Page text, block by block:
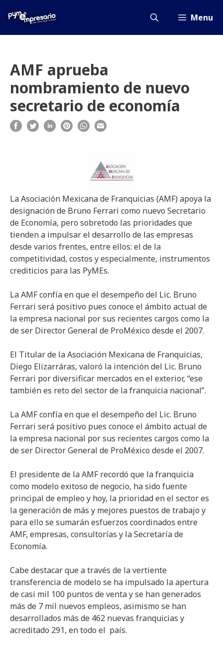
Menu
AMF aprueba
nombramiento de nuevo
secretario de economía
La Asociación Mexicana de Franquicias (AMF) apoya la
designación de Bruno Ferrari como nuevo Secretario
de Economía, pero sobretodo las prioridades que
tienden a impulsar el desarrollo de las empresas
desde varios frentes, entre ellos: el de la
competitividad, costos y especialmente, instrumentos
crediticios para las PyMEs.
La AMF confía en que el desempeño del Lic. Bruno
Ferrari será positivo pues conoce el ámbito actual de
la empresa nacional por sus recientes cargos como la
de ser Director General de ProMéxico desde el 2007.
El Titular de la Asociación Mexicana de Franquicias,
Diego Elizarráras, valoró la intención del Lic. Bruno
Ferrari por diversificar mercados en el exterior, “ese
también es reto del sector de la franquicia nacional”.
La AMF confía en que el desempeño del Lic. Bruno
Ferrari será positivo pues conoce el ámbito actual de
la empresa nacional por sus recientes cargos como la
de ser Director General de ProMéxico desde el 2007.
El presidente de la AMF recordó que la franquicia
como modelo exitoso de negocio, ha sido fuente
principal de empleo y hoy, la prioridad en el sector es
la generación de más y mejores puestos de trabajo y
para ello se sumarán esfuerzos coordinados entre
AMF, empresas, consultorías y la Secretaría de
Economía.
Cabe destacar que a través de la vertiente
transferencia de modelo se ha impulsado la apertura
de casi mil 100 puntos de venta y se han generados
más de 7 mil nuevos empleos, asimismo se han
desarrollados más de 462 nuevas franquicias y
acreditado 291, en todo el país.